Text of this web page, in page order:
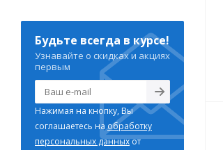
Будьте всегда в курсе!
Узнавайте о скидках и акциях
первым
Нажимая на кнопку, Вы
соглашаетесь наобработку
персональных данныхот